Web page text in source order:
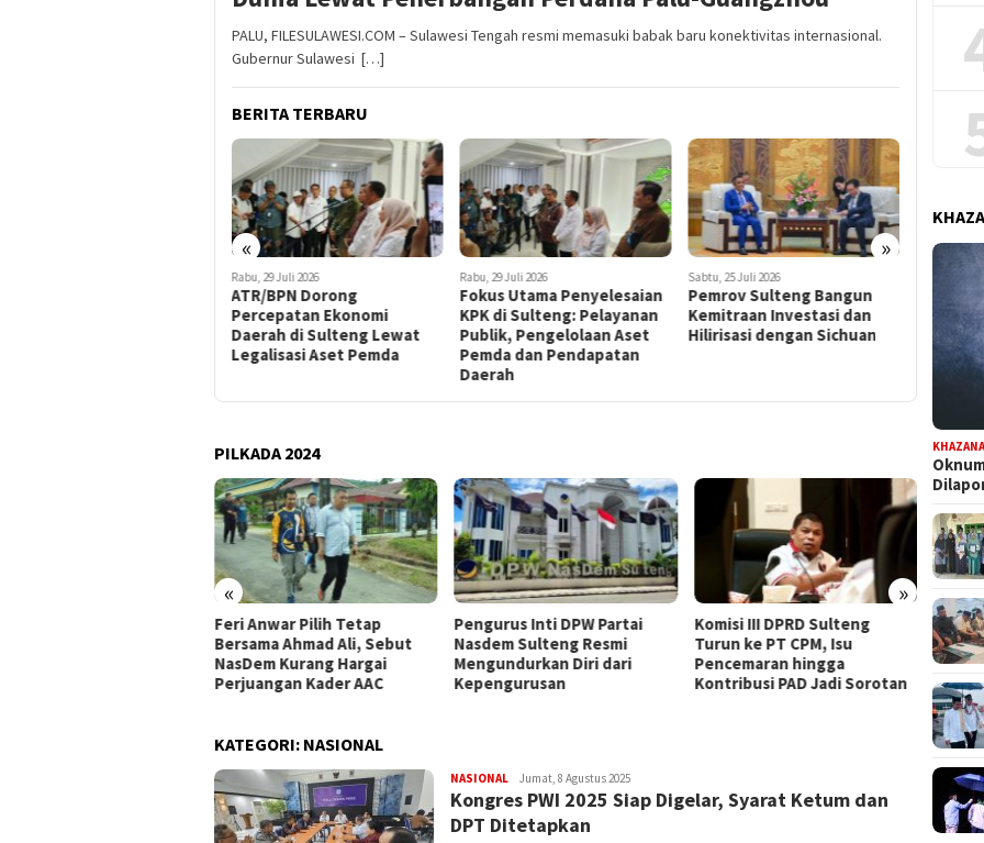
PALU, FILESULAWESI.COM – Sulawesi Tengah resmi memasuki babak baru konektivitas internasional.
Gubernur Sulawesi […]
BERITA TERBARU
« »
Rabu, 29 Juli 2026
ATR/BPN Dorong
Percepatan Ekonomi
Daerah di Sulteng Lewat
Legalisasi Aset Pemda
Rabu, 29 Juli 2026
Fokus Utama Penyelesaian
KPK di Sulteng: Pelayanan
Publik, Pengelolaan Aset
Pemda dan Pendapatan
Daerah
Sabtu, 25 Juli 2026
Pemrov Sulteng Bangun
Kemitraan Investasi dan
Hilirisasi dengan Sichuan
Selasa, 4
Rute
dari
2026
PILKADA 2024
« »
Feri Anwar Pilih Tetap
Bersama Ahmad Ali, Sebut
NasDem Kurang Hargai
Perjuangan Kader AAC
Pengurus Inti DPW Partai
Nasdem Sulteng Resmi
Mengundurkan Diri dari
Kepengurusan
Komisi III DPRD Sulteng
Turun ke PT CPM, Isu
Pencemaran hingga
Kontribusi PAD Jadi Sorotan
Dapat
KATEGORI: NASIONAL
NASIONAL FILESULAWESI
Jumat, 8 Agustus 2025
Kongres PWI 2025 Siap Digelar, Syarat Ketum dan
DPT Ditetapkan